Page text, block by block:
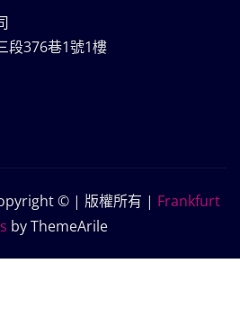
段376巷1號1樓
© | 版權所有 | Frankfurt
by ThemeArile